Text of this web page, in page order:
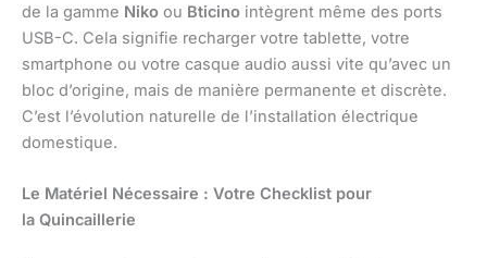
de la gamme Niko ou Bticino intègrent même des ports
USB-C. Cela signifie recharger votre tablette, votre
smartphone ou votre casque audio aussi vite qu’avec un
bloc d’origine, mais de manière permanente et discrète.
C’est l’évolution naturelle de l’installation électrique
domestique.
Le Matériel Nécessaire : Votre Checklist pour
la Quincaillerie